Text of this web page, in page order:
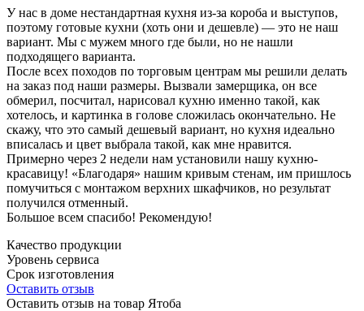
У нас в доме нестандартная кухня из-за короба и выступов,
поэтому готовые кухни (хоть они и дешевле) — это не наш
вариант. Мы с мужем много где были, но не нашли
подходящего варианта.
После всех походов по торговым центрам мы решили делать
на заказ под наши размеры. Вызвали замерщика, он все
обмерил, посчитал, нарисовал кухню именно такой, как
хотелось, и картинка в голове сложилась окончательно. Не
скажу, что это самый дешевый вариант, но кухня идеально
вписалась и цвет выбрала такой, как мне нравится.
Примерно через 2 недели нам установили нашу кухню-
красавицу! «Благодаря» нашим кривым стенам, им пришлось
помучиться с монтажом верхних шкафчиков, но результат
получился отменный.
Большое всем спасибо! Рекомендую!
Качество продукции
Уровень сервиса
Срок изготовления
Оставить отзыв
Оставить отзыв на товар Ятоба